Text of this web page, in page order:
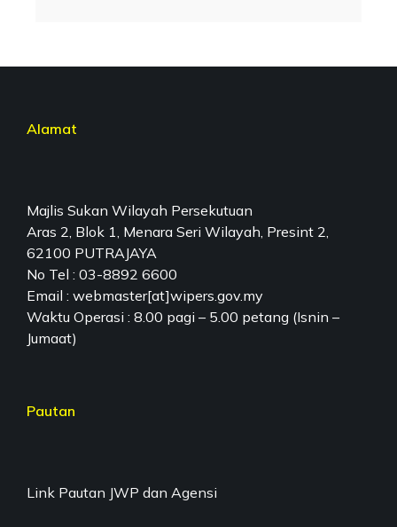
Alamat
Majlis Sukan Wilayah Persekutuan
Aras 2, Blok 1, Menara Seri Wilayah, Presint 2,
62100 PUTRAJAYA
No Tel : 03-8892 6600
Email : webmaster[at]wipers.gov.my
Waktu Operasi : 8.00 pagi – 5.00 petang (Isnin –
Jumaat)
Pautan
Link Pautan JWP dan Agensi